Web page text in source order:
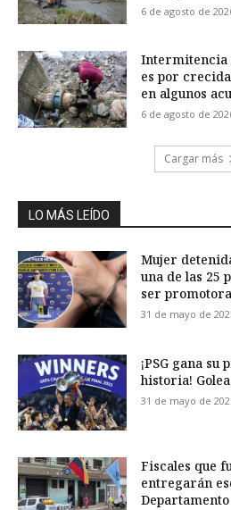
6 de agosto de
Intermitencia
es por
en algunos
6 de agosto de
Cargar más
LO MÁS LEÍDO
Mujer
una de las 25
ser
31 de mayo de
¡PSG gana su
historia!
31 de mayo de
Fiscales que
entregarán
Departamento